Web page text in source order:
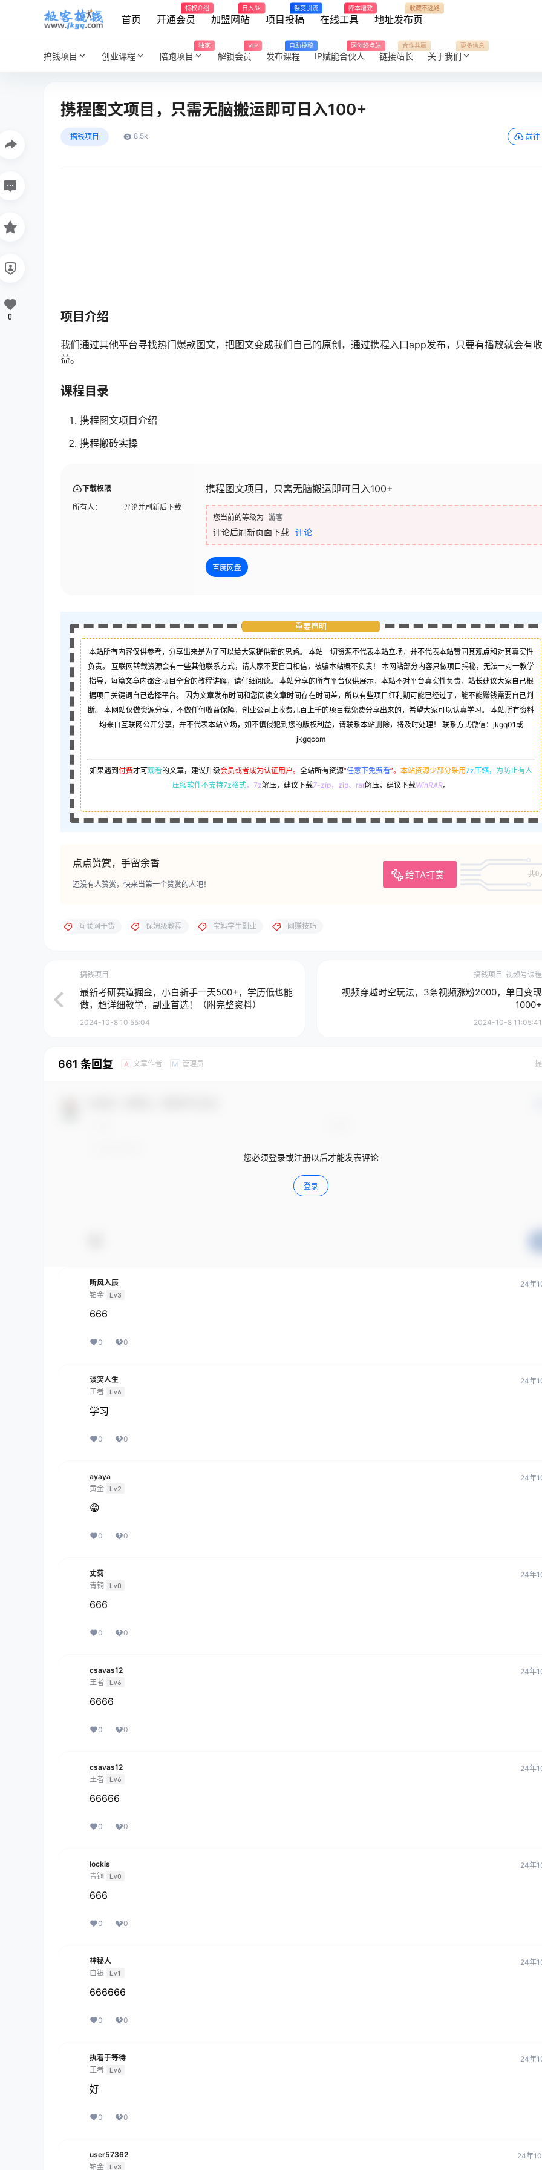
首页 开通会员
特权介绍
加盟网站
日入5k
项目投稿
裂变引流
在线工具
降本增效
地址发布页
收藏不迷路
搞钱项目 创业课程 陪跑项目
独家
解锁会员
VIP
发布课程
自助投稿
IP赋能合伙人
网创终点站
链接站长
合作共赢
关于我们
更多信息
携程图文项目，只需无脑搬运即可日入100+
搞钱项目 8.5k 前往
项目介绍
我们通过其他平台寻找热门爆款图文，把图文变成我们自己的原创，通过携程入口app发布，只要有播放就会有收
益。
课程目录
携程图文项目介绍
携程搬砖实操
下载权限
所有人： 评论并刷新后下载
携程图文项目，只需无脑搬运即可日入100+
您当前的等级为 游客
评论后刷新页面下载 评论
百度网盘
重要声明
本站所有内容仅供参考，分享出来是为了可以给大家提供新的思路。 本站一切资源不代表本站立场，并不代表本站赞同其观点和对其真实性
负责。 互联网转载资源会有一些其他联系方式，请大家不要盲目相信，被骗本站概不负责！ 本网站部分内容只做项目揭秘，无法一对一教学
指导，每篇文章内都含项目全套的教程讲解，请仔细阅读。 本站分享的所有平台仅供展示，本站不对平台真实性负责，站长建议大家自己根
据项目关键词自己选择平台。 因为文章发布时间和您阅读文章时间存在时间差，所以有些项目红利期可能已经过了，能不能赚钱需要自己判
断。 本网站仅做资源分享，不做任何收益保障，创业公司上收费几百上千的项目我免费分享出来的，希望大家可以认真学习。 本站所有资料
均来自互联网公开分享，并不代表本站立场，如不慎侵犯到您的版权利益，请联系本站删除，将及时处理！ 联系方式微信：jkgq01或
jkgqcom
如果遇到 付费才可观看的文章，建议升级会员或者成为认证用户。 全站所有资源“任意下免费看”。 本站资源少部分采用7z压缩， 为防止有人
压缩软件不支持7z格式，7z解压，建议下载7-zip，zip、rar解压，建议下载WinRAR。
点点赞赏，手留余香
给TA打赏 共0
还没有人赞赏，快来当第一个赞赏的人吧！
0
互联网干货 保姆级教程 宝妈学生副业 网赚技巧
搞钱项目
最新考研赛道掘金，小白新手一天500+，学历低也能
做，超详细教学，副业首选！（附完整资料）
2024-10-8 10:55:04
搞钱项目 视频号课程
视频穿越时空玩法，3条视频涨粉2000，单日变现
1000+
2024-10-8 11:05:41
661 条回复 A 文章作者 M 管理员
您必须登录或注册以后才能发表评论
登录
听风入辰
铂金 Lv3
24年
666
0 0
谈笑人生
王者 Lv6
24年
学习
0 0
ayaya
黄金 Lv2
24年
😁
0 0
丈菊
青铜
Lv0
24年
666
0 0
csavas12
王者 Lv6
24年
6666
0 0
csavas12
王者 Lv6
24年
66666
0 0
lockis
青铜
Lv0
24年
666
0 0
神秘人
白银
Lv1
24年
666666
0 0
执着于等待
王者 Lv6
24年
好
0 0
user57362
铂金 Lv3
24年